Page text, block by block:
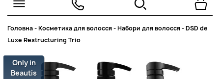
Головна-Косметика для волосся-Набори для волосся-DSD de
Luxe Restructuring Trio
Only in
Beautis